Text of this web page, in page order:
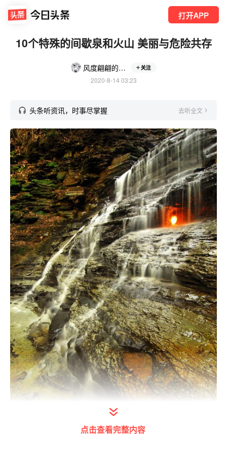
打开APP
10个特殊的间歇泉和火山 美丽与危险共存
风度翩翩的覃二哥 关注
2020-8-14 03:23
头条听资讯，时事尽掌握 去听全文
点击查看完整内容